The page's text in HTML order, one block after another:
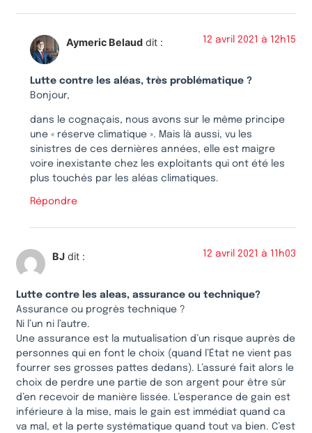
Aymeric Belaud dit : 12 avril 2021 à 12h15
Lutte contre les aléas, très problématique ?
Bonjour,
dans le cognaçais, nous avons sur le même principe
une « réserve climatique ». Mais là aussi, vu les
sinistres de ces dernières années, elle est maigre
voire inexistante chez les exploitants qui ont été les
plus touchés par les aléas climatiques.
Répondre
BJ dit : 12 avril 2021 à 11h03
Lutte contre les aleas, assurance ou technique?
Assurance ou progrès technique ?
Ni l’un ni l’autre.
Une assurance est la mutualisation d’un risque auprès de
personnes qui en font le choix (quand l’État ne vient pas
fourrer ses grosses pattes dedans). L’assuré fait alors le
choix de perdre une partie de son argent pour être sûr
d’en recevoir de manière lissée. L’esperance de gain est
inférieure à la mise, mais le gain est immédiat quand ca
va mal, et la perte systématique quand tout va bien. C’est